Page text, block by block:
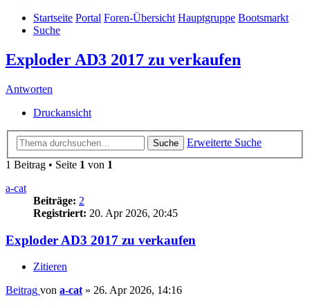
Startseite Portal Foren-Übersicht Hauptgruppe Bootsmarkt
Suche
Exploder AD3 2017 zu verkaufen
Antworten
Druckansicht
Suche
Erweiterte Suche
1 Beitrag • Seite 1 von 1
a-cat
Beiträge: 2
Registriert: 20. Apr 2026, 20:45
Exploder AD3 2017 zu verkaufen
Zitieren
Beitrag von a-cat » 26. Apr 2026, 14:16